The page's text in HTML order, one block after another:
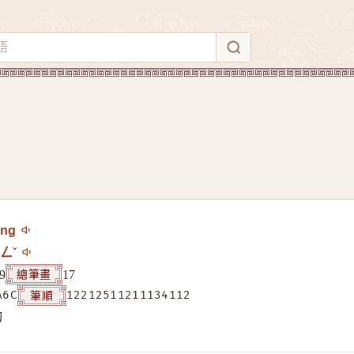
ˇ
9
總筆畫
17
筆順
12212511211134112